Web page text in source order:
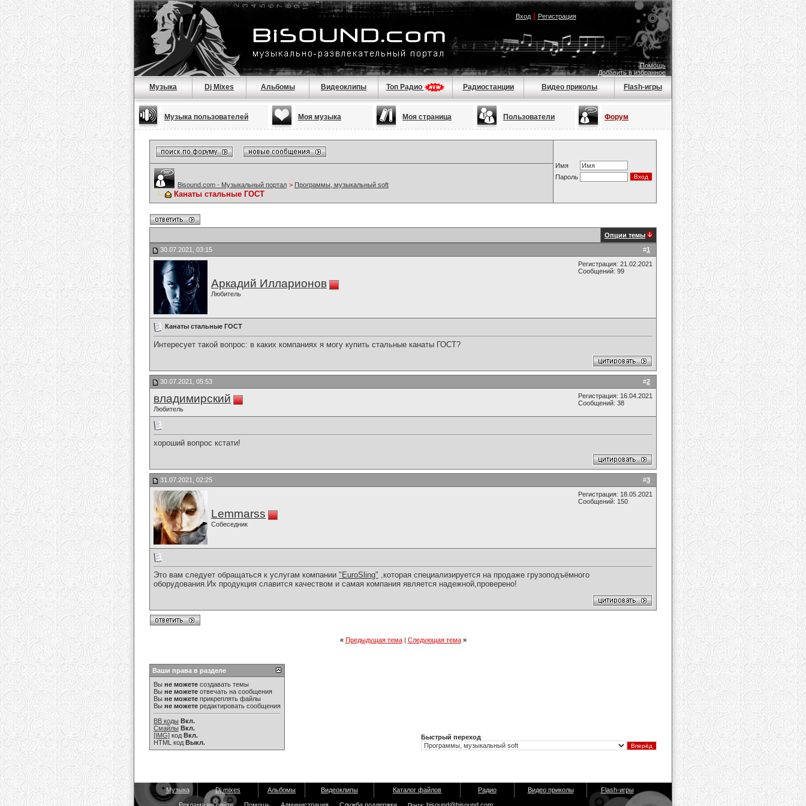
Вход| Регистрация
Помощь
Добавить в избранное
Музыка Dj Mixes Альбомы Видеоклипы Топ Радио Радиостанции Видео приколы Flash-игры
Музыка пользователей Моя музыка Моя страница Пользователи Форум
Имя
Пароль
Bisound.com - Музыкальный портал > Программы, музыкальный soft
Канаты стальные ГОСТ
Опции темы
#1
30.07.2021, 03:15
Аркадий Илларионов
Любитель
Регистрация: 21.02.2021
Сообщений: 99
Канаты стальные ГОСТ
Интересует такой вопрос: в каких компаниях я могу купить стальные канаты ГОСТ?
#2
30.07.2021, 05:53
владимирский
Любитель
Регистрация: 16.04.2021
Сообщений: 38
хороший вопрос кстати!
#3
31.07.2021, 02:25
Lemmarss
Собеседник
Регистрация: 18.05.2021
Сообщений: 150
Это вам следует обращаться к услугам компании "EuroSling" ,которая специализируется на продаже грузоподъёмного
оборудования.Их продукция славится качеством и самая компания является надежной,проверено!
« Предыдущая тема| Следующая тема »
Ваши права в разделе
Вы не можете создавать темы
Вы не можете отвечать на сообщения
Вы не можете прикреплять файлы
Вы не можете редактировать сообщения
BB коды Вкл.
Смайлы Вкл.
[IMG] код Вкл.
HTML код Выкл.
Быстрый переход
Музыка Dj mixes Альбомы Видеоклипы Каталог файлов Радио Видео приколы Flash-игры